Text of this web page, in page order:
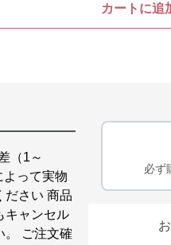
カートに追
（1～
って実物
ださい 商品
キャンセル
。 ご注文確
必ず